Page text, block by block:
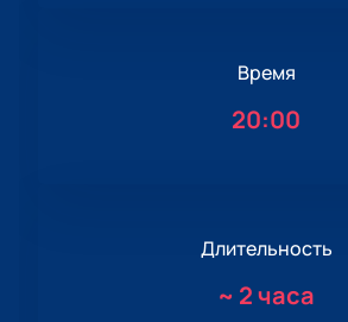
Время
20:00
Длительность
~ 2 часа